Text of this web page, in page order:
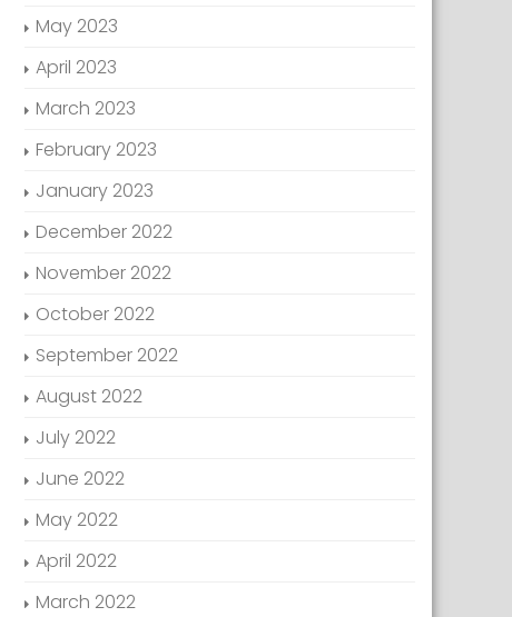
May 2023
April 2023
March 2023
February 2023
January 2023
December 2022
November 2022
October 2022
September 2022
August 2022
July 2022
June 2022
May 2022
April 2022
March 2022